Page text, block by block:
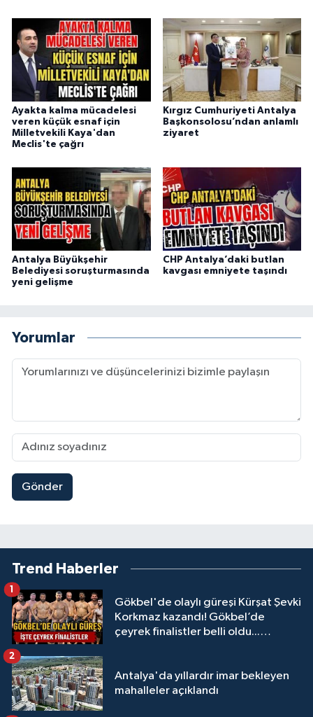
Ayakta kalma mücadelesi
veren küçük esnaf için
Milletvekili Kaya'dan
Meclis'te çağrı
Kırgız Cumhuriyeti Antalya
Başkonsolosu’ndan anlamlı
ziyaret
Antalya Büyükşehir
Belediyesi soruşturmasında
yeni gelişme
CHP Antalya’daki butlan
kavgası emniyete taşındı
Yorumlar
Gönder
Trend Haberler
Gökbel'de olaylı güreşi Kürşat Şevki
Korkmaz kazandı! Gökbel’de
çeyrek finalistler belli oldu...
1
Antalya'da yıllardır imar bekleyen
mahalleler açıklandı
2